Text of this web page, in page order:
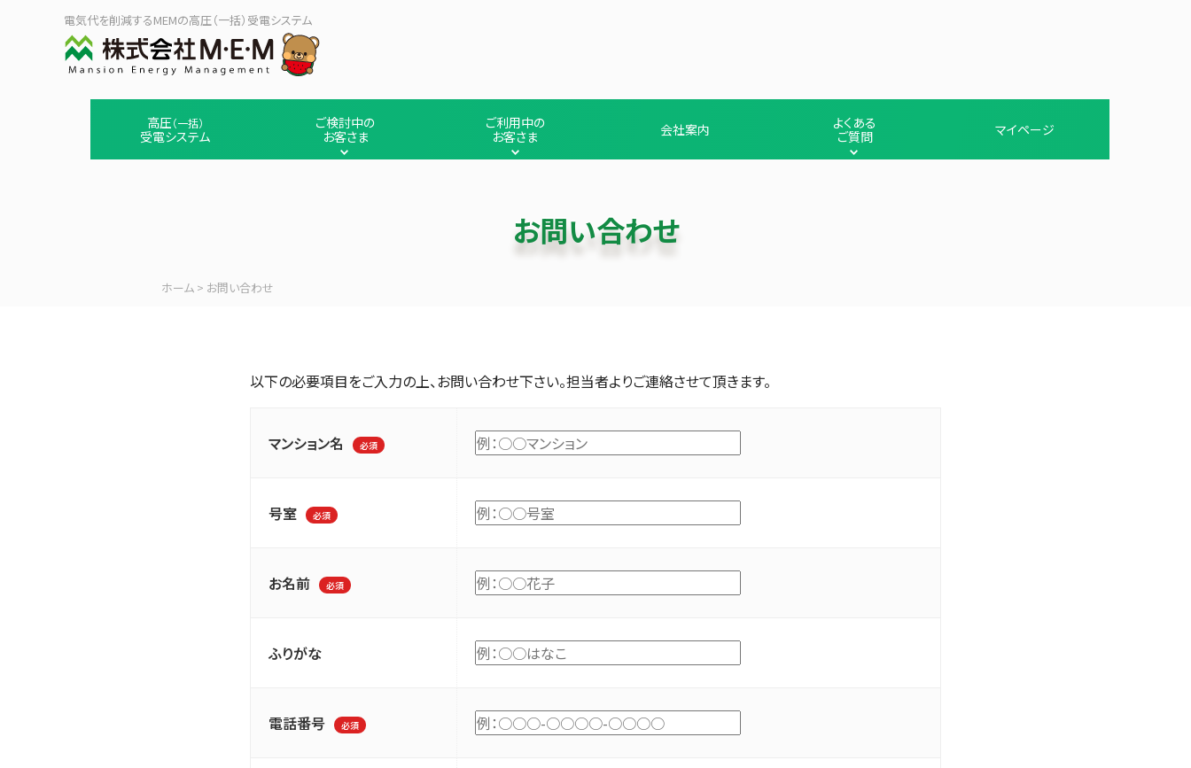
電気代を削減するMEMの高圧（一括）受電システム
高圧（一括）
受電システム
ご検討中の
お客さま
ご利用中の
お客さま
会社案内
よくある
ご質問
マイページ
お問い合わせ
ホーム > お問い合わせ
以下の必要項目をご入力の上、お問い合わせ下さい。担当者よりご連絡させて頂きます。
マンション名 必須
号室 必須
お名前 必須
ふりがな
電話番号 必須